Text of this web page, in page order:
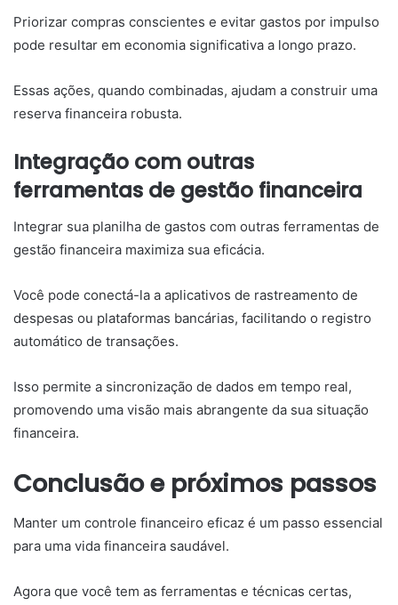
Priorizar compras conscientes e evitar gastos por impulso
pode resultar em economia significativa a longo prazo.
Essas ações, quando combinadas, ajudam a construir uma
reserva financeira robusta.
Integração com outras
ferramentas de gestão financeira
Integrar sua planilha de gastos com outras ferramentas de
gestão financeira maximiza sua eficácia.
Você pode conectá-la a aplicativos de rastreamento de
despesas ou plataformas bancárias, facilitando o registro
automático de transações.
Isso permite a sincronização de dados em tempo real,
promovendo uma visão mais abrangente da sua situação
financeira.
Conclusão e próximos passos
Manter um controle financeiro eficaz é um passo essencial
para uma vida financeira saudável.
Agora que você tem as ferramentas e técnicas certas,